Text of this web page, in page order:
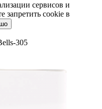
сервисов и
запретить cookie в
305